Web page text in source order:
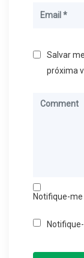
Salvar
próxima
Notifique-me